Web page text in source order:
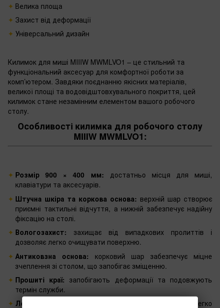
Велика площа
Захист від деформації
Універсальний дизайн
Килимок для миші MIIIW MWMLVO1 – це стильний та
функціональний аксесуар для комфортної роботи за
комп’ютером. Завдяки поєднанню якісних матеріалів,
великої площі та водовідштовхувального покриття, цей
килимок стане незамінним елементом вашого робочого
столу.
Особливості килимка для робочого столу
MIIIW MWMLVO1:
Розмір 900 × 400 мм: достатньо місця для миші,
клавіатури та аксесуарів.
Штучна шкіра та коркова основа: верхній шар створює
приємні тактильні відчуття, а нижній забезпечує надійну
фіксацію на столі.
Вологозахист: захищає від випадкових пролиттів і
дозволяє легко очищувати поверхню.
Антиковзна основа: корковий шар забезпечує міцне
зчеплення зі столом, що запобігає зміщенню.
Прошиті краї: запобігають деформації та подовжують
термін служби.
Легке очищення:
гладка поверхня не збирає пил та легко